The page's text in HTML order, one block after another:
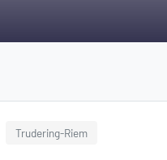
Trudering-Riem